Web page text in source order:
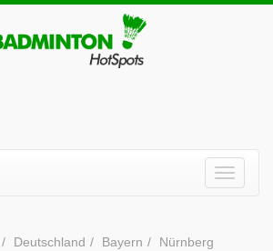
Deutschland Bayern
Nürnberg